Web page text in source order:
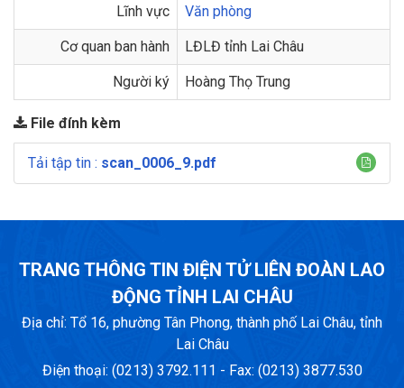
Lĩnh vực Văn phòng
Cơ quan ban hành LĐLĐ tỉnh Lai Châu
Người ký Hoàng Thọ Trung
File đính kèm
Tải tập tin : scan_0006_9.pdf
TRANG THÔNG TIN ĐIỆN TỬ LIÊN ĐOÀN LAO
ĐỘNG TỈNH LAI CHÂU
Địa chỉ: Tổ 16, phường Tân Phong, thành phố Lai Châu, tỉnh
Lai Châu
Điện thoại: (0213) 3792.111 - Fax: (0213) 3877.530